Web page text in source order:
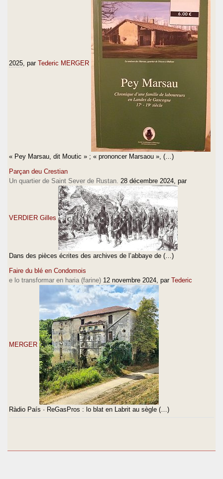
2025 , par Tederic MERGER
« Pey Marsau, dit Moutic » ; « prononcer Marsaou », (…)
Parçan deu Crestian
Un quartier de Saint Sever de Rustan. 28 décembre 2024 , par
VERDIER Gilles
Dans des pièces écrites des archives de l’abbaye de (…)
Faire du blé en Condomois
e lo transformar en haria (farine) 12 novembre 2024 , par Tederic
MERGER
Ràdio País · ReGasPros : lo blat en Labrit au sègle (…)